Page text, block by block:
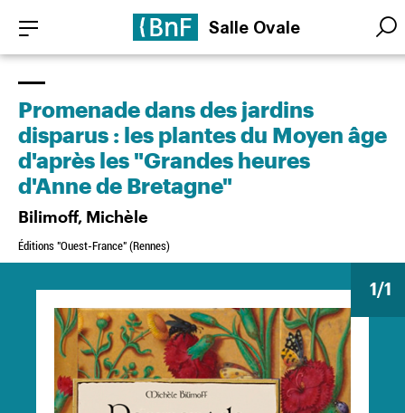
contenu
principal
Salle Ovale
1/1
Promenade dans des jardins
disparus : les plantes du Moyen âge
d'après les "Grandes heures
d'Anne de Bretagne"
Bilimoff, Michèle
Éditions "Ouest-France" (Rennes)
Panneau de gestion des cookies